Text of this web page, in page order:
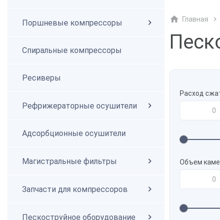
Спиральные компрессоры
Поршневые компрессоры
Спиральные компрессоры
Ресиверы
Рефрижераторные осушители
Адсорбционные осушители
Магистральные фильтры
Запчасти для компрессоров
Пескоструйное оборудование
Главная
Расход
Объем